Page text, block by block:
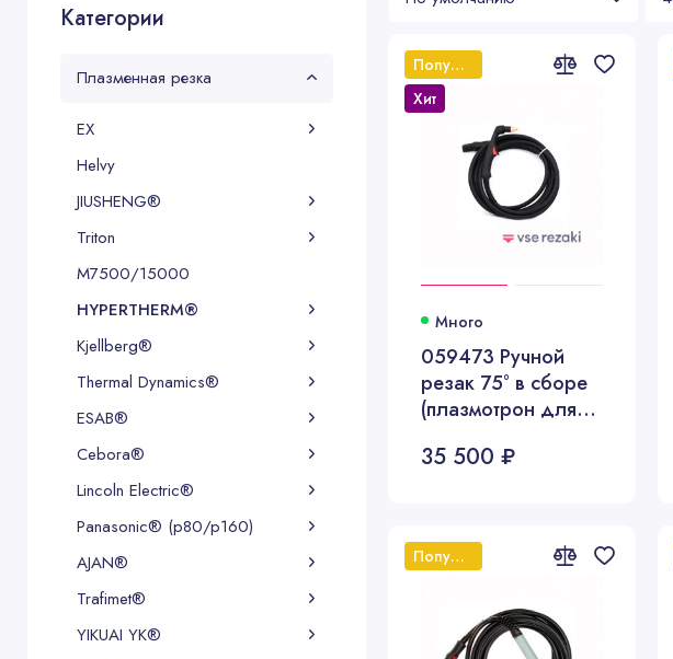
Категории
Плазменная резка
EX
Helvy
JIUSHENG®
Triton
М7500/15000
HYPERTHERM®
Kjellberg®
Thermal Dynamics®
ESAB®
Cebora®
Lincoln Electric®
Panasonic® (p80/p160)
AJAN®
Trafimet®
YIKUAI YK®
Популярный
Хит
Много
059473 Ручной
резак 75° в сборе
(плазмотрон для
длина 7,6 метра
35 500 ₽
Популярный